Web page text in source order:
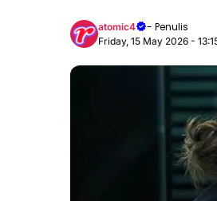
atomic4 - Penulis
Friday, 15 May 2026 -